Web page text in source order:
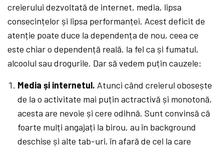
creierului dezvoltată de internet, media, lipsa
consecințelor și lipsa performanței. Acest deficit de
atenție poate duce la dependența de nou, ceea ce
este chiar o dependență reală, la fel ca și fumatul,
alcoolul sau drogurile. Dar să vedem puțin cauzele:
Media și internetul. Atunci când creierul obosește
de la o activitate mai puțin actractivă și monotonă,
acesta are nevoie și cere odihnă. Sunt convinsă că
foarte mulți angajați la birou, au în background
deschise și alte tab-uri, în afară de cel la care